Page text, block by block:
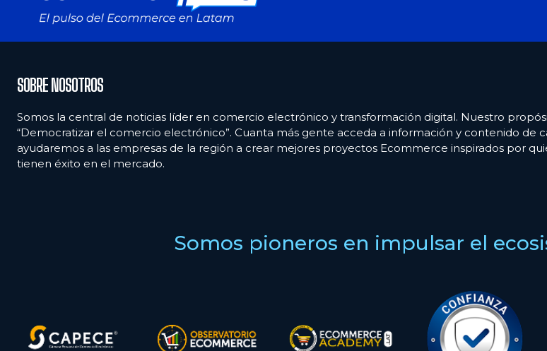
SOBRE NOSOTROS
Somos la central de noticias líder en comercio electrónico y transformación digital. Nuestro
“Democratizar el comercio electrónico”. Cuanta más gente acceda a información y contenido de
ayudaremos a las empresas de la región a crear mejores proyectos Ecommerce inspirados por
tienen éxito en el mercado.
Somos pioneros en impulsar el